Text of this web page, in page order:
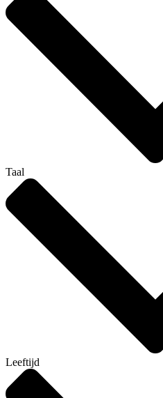
Taal
Leeftijd